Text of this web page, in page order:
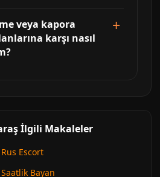
veya kapora
karşı nasıl
İlgili Makaleler
Escort
Bayan